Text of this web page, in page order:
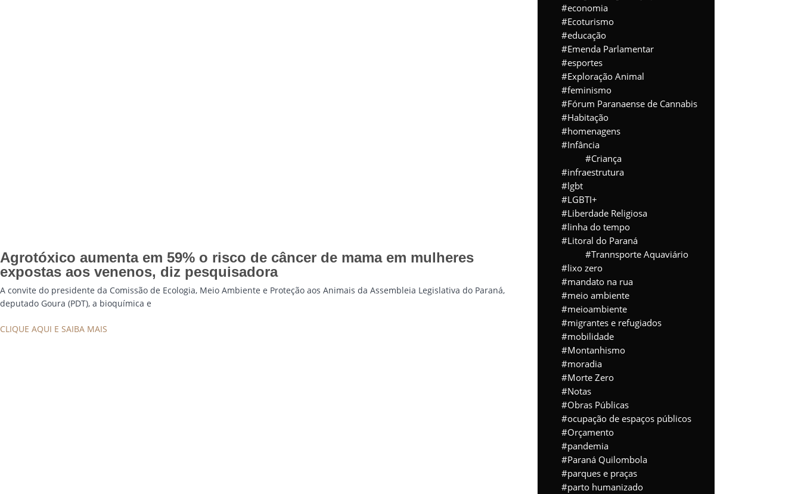
Agrotóxico aumenta em 59% o risco de câncer de mama em mulheres
expostas aos venenos, diz pesquisadora
A convite do presidente da Comissão de Ecologia, Meio Ambiente e Proteção aos Animais da Assembleia Legislativa do Paraná,
deputado Goura (PDT), a bioquímica e
CLIQUE AQUI E SAIBA MAIS
economia
Ecoturismo
educação
Emenda Parlamentar
esportes
Exploração Animal
feminismo
Fórum Paranaense de Cannabis
Habitação
homenagens
Infância
Criança
infraestrutura
lgbt
LGBTI+
Liberdade Religiosa
linha do tempo
Litoral do Paraná
Trannsporte Aquaviário
lixo zero
mandato na rua
meio ambiente
meioambiente
migrantes e refugiados
mobilidade
Montanhismo
moradia
Morte Zero
Notas
Obras Públicas
ocupação de espaços públicos
Orçamento
pandemia
Paraná Quilombola
parques e praças
parto humanizado